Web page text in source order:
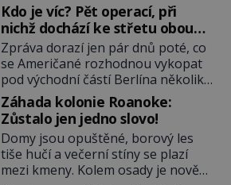
Kdo je víc? Pět operací, při
nichž dochází ke střetu obou
tajných služeb
Zpráva dorazí jen pár dnů poté, co
se Američané rozhodnou vykopat
pod východní částí Berlína několik
stovek metrů dlouhý tunel. Sověti
na sobě nenechají nic znát a
nechají nepřítele, aby si myslel, že
je přechytračil. Cennou informaci
jim dodá jeden z agentů. Oba
tábory jsou zvyklé působit v pozadí
Záhada kolonie Roanoke:
Zůstalo jen jedno slovo!
Domy jsou opuštěné, borový les
tiše hučí a večerní stíny se plazí
mezi kmeny. Kolem osady je nově